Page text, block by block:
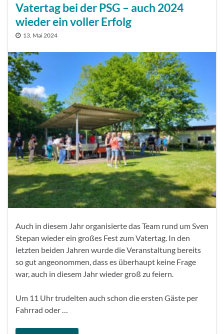
Vatertag bei der PSG – auch 2024
wieder ein voller Erfolg
13. Mai 2024
Auch in diesem Jahr organisierte das Team rund um Sven
Stepan wieder ein großes Fest zum Vatertag. In den
letzten beiden Jahren wurde die Veranstaltung bereits
so gut angeonommen, dass es überhaupt keine Frage
war, auch in diesem Jahr wieder groß zu feiern.
Um 11 Uhr trudelten auch schon die ersten Gäste per
Fahrrad oder …